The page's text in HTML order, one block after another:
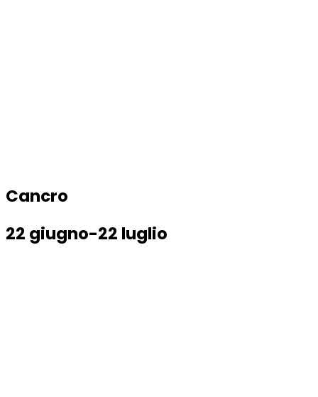
Cancro
22 giugno-22 luglio